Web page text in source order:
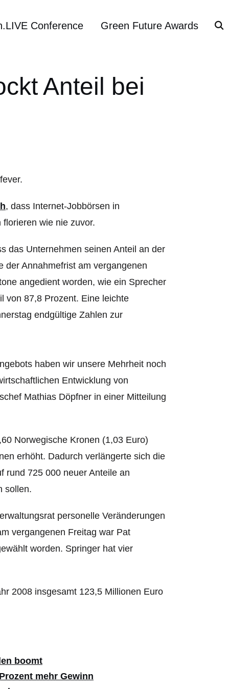
Conference Green Future Awards
Anteil bei
, dass Internet-Jobbörsen in
wie nie zuvor.
das Unternehmen seinen Anteil an der
der Annahmefrist am vergangenen
angedient worden, wie ein Sprecher
von 87,8 Prozent. Eine leichte
endgültige Zahlen zur
haben wir unsere Mehrheit noch
Entwicklung von
Mathias Döpfner in einer Mitteilung
Norwegische Kronen (1,03 Euro)
erhöht. Dadurch verlängerte sich die
rund 725 000 neuer Anteile an
sollen.
personelle Veränderungen
vergangenen Freitag war Pat
worden. Springer hat vier
2008 insgesamt 123,5 Millionen Euro
boomt
mehr Gewinn